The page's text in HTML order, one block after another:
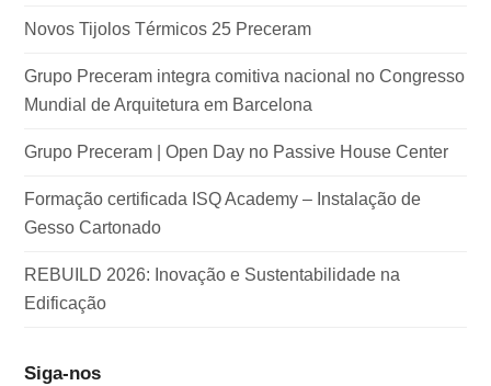
Novos Tijolos Térmicos 25 Preceram
Grupo Preceram integra comitiva nacional no Congresso
Mundial de Arquitetura em Barcelona
Grupo Preceram | Open Day no Passive House Center
Formação certificada ISQ Academy – Instalação de
Gesso Cartonado
REBUILD 2026: Inovação e Sustentabilidade na
Edificação
Siga-nos